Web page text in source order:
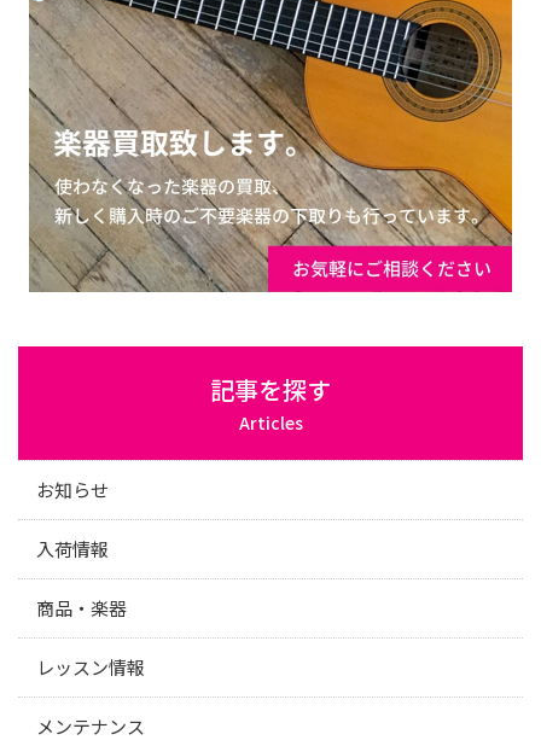
記事を探す
Articles
お知らせ
入荷情報
商品・楽器
レッスン情報
メンテナンス